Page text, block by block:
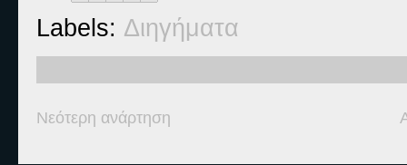
Labels: Διηγήματα
Νεότερη ανάρτηση